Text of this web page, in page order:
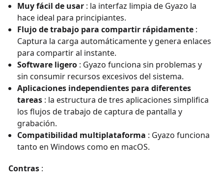
Muy fácil de usar : la interfaz limpia de Gyazo la
hace ideal para principiantes.
Flujo de trabajo para compartir rápidamente :
Captura la carga automáticamente y genera enlaces
para compartir al instante.
Software ligero : Gyazo funciona sin problemas y
sin consumir recursos excesivos del sistema.
Aplicaciones independientes para diferentes
tareas : la estructura de tres aplicaciones simplifica
los flujos de trabajo de captura de pantalla y
grabación.
Compatibilidad multiplataforma : Gyazo funciona
tanto en Windows como en macOS.
Contras :